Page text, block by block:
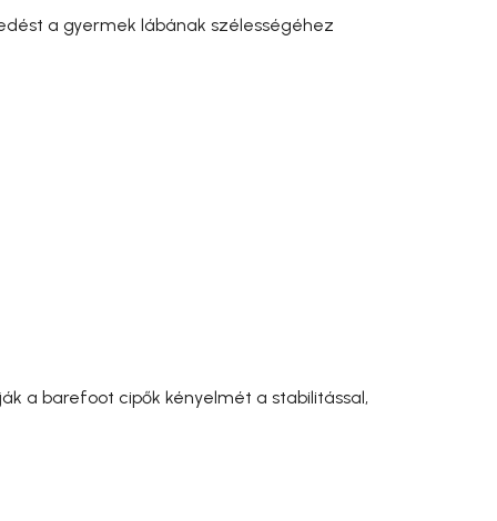
a gyermek lábának szélességéhez
a barefoot cipők kényelmét a stabilitással,